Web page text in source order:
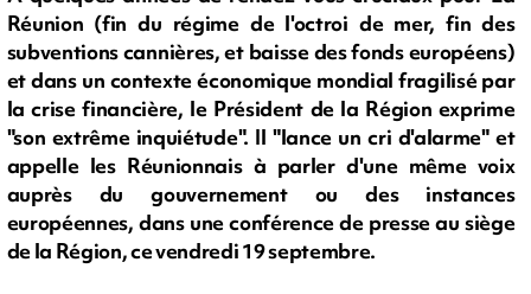
Réunion (fin du régime de l'octroi de mer, fin des
subventions cannières, et baisse des fonds européens)
et dans un contexte économique mondial fragilisé par
la crise financière, le Président de la Région exprime
"son extrême inquiétude". Il "lance un cri d'alarme" et
appelle les Réunionnais à parler d'une même voix
auprès du gouvernement ou des instances
européennes, dans une conférence de presse au siège
de la Région, ce vendredi 19 septembre.